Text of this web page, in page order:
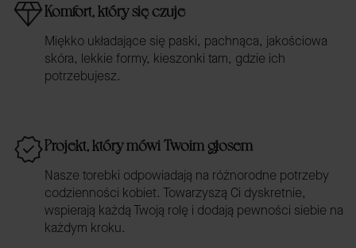
Komfort, który się czuje
Miękko układające się paski, pachnąca, jakościowa
skóra, lekkie formy, kieszonki tam, gdzie ich
potrzebujesz.
Projekt, który mówi Twoim głosem
Nasze torebki odpowiadają na różnorodne potrzeby
codzienności kobiet. Towarzyszą Ci dyskretnie,
wspierają każdą Twoją rolę i dodają pewności siebie na
każdym kroku.